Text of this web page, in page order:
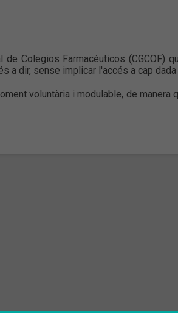
Colegios Farmacéuticos (CGCOF)
a dir, sense implicar l'accés a cap
voluntària i modulable, de manera